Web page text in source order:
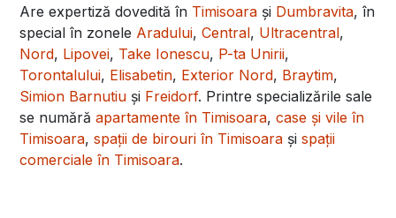
Are expertiză dovedită în Timisoara și Dumbravita, în
special în zonele Aradului, Central, Ultracentral,
Nord, Lipovei, Take Ionescu, P-ta Unirii,
Torontalului, Elisabetin, Exterior Nord, Braytim,
Simion Barnutiu și Freidorf. Printre specializările sale
se numără apartamente în Timisoara, case și vile în
Timisoara, spații de birouri în Timisoara și spații
comerciale în Timisoara.